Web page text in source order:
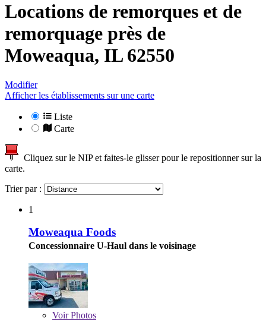
Locations de remorques et de
remorquage près de
Moweaqua, IL 62550
Modifier
Afficher les établissements sur une carte
Liste
Carte
Cliquez sur le NIP et faites-le glisser pour le repositionner sur la
carte.
Trier par :
1
Moweaqua Foods
Concessionnaire U-Haul dans le voisinage
VoirPhotos